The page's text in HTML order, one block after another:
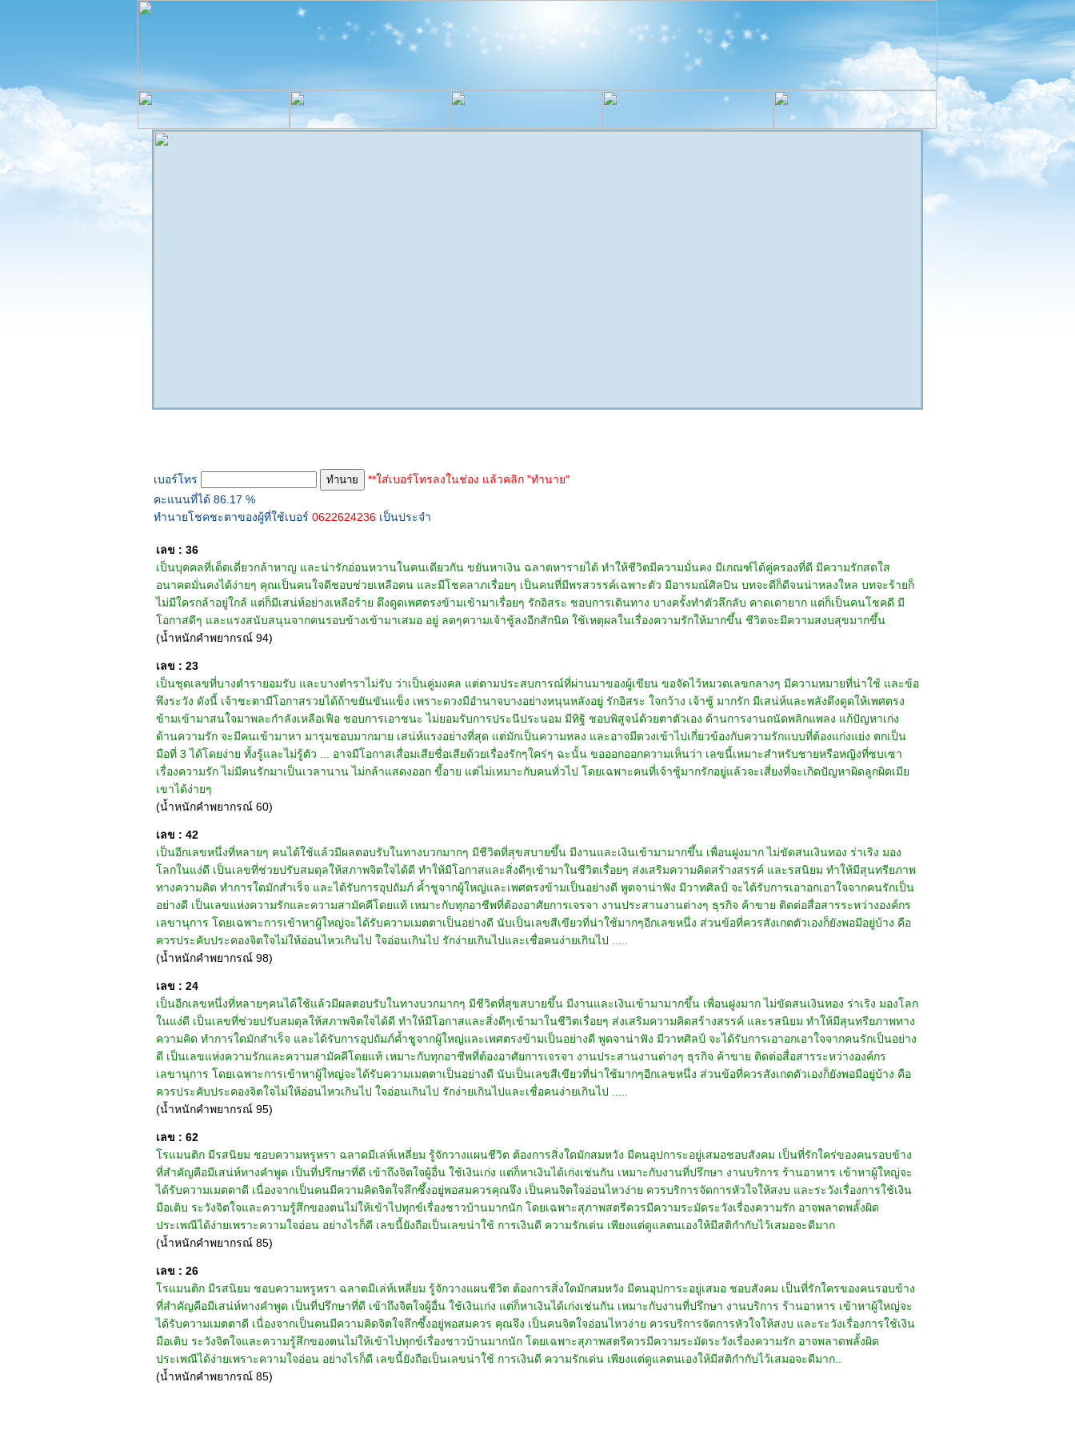
เบอร์โทร
**ใส่เบอร์โทรลงในช่อง แล้วคลิก "ทำนาย"
คะแนนที่ได้ 86.17 %
ทำนายโชคชะตาของผู้ที่ใช้เบอร์ 0622624236 เป็นประจำ
เลข : 36
เป็นบุคคลที่เด็ดเดี่ยวกล้าหาญ และน่ารักอ่อนหวานในคนเดียวกัน ขยันหาเงิน ฉลาดหารายได้ ทำให้ชีวิตมีความมั่นคง มีเกณฑ์ได้คู่ครองที่ดี มีความรักสดใส
อนาคตมั่นคงได้ง่ายๆ คุณเป็นคนใจดีชอบช่วยเหลือคน และมีโชคลาภเรื่อยๆ เป็นคนที่มีพรสวรรค์เฉพาะตัว มีอารมณ์ศิลปิน บทจะดีก็ดีจนน่าหลงใหล บทจะร้ายก็
ไม่มีใครกล้าอยู่ใกล้ แต่ก็มีเสน่ห์อย่างเหลือร้าย ดึงดูดเพศตรงข้ามเข้ามาเรื่อยๆ รักอิสระ ชอบการเดินทาง บางครั้งทำตัวลึกลับ คาดเดายาก แต่ก็เป็นคนโชคดี มี
โอกาสดีๆ และแรงสนับสนุนจากคนรอบข้างเข้ามาเสมอ อยู่ ลดๆความเจ้าชู้ลงอีกสักนิด ใช้เหตุผลในเรื่องความรักให้มากขึ้น ชีวิตจะมีความสงบสุขมากขึ้น
(น้ำหนักคำพยากรณ์ 94)
เลข : 23
เป็นชุดเลขที่บางตำรายอมรับ และบางตำราไม่รับ ว่าเป็นคู่มงคล แต่ตามประสบการณ์ที่ผ่านมาของผู้เขียน ขอจัดไว้หมวดเลขกลางๆ มีความหมายที่น่าใช้ และข้อ
พึงระวัง ดังนี้ เจ้าชะตามีโอกาสรวยได้ถ้าขยันขันแข็ง เพราะดวงมีอำนาจบางอย่างหนุนหลังอยู่ รักอิสระ ใจกว้าง เจ้าชู้ มากรัก มีเสน่ห์และพลังดึงดูดให้เพศตรง
ข้ามเข้ามาสนใจมาพละกำลังเหลือเฟือ ชอบการเอาชนะ ไม่ยอมรับการประนีประนอม มีทิฐิ ชอบพิสูจน์ด้วยตาตัวเอง ด้านการงานถนัดพลิกแพลง แก้ปัญหาเก่ง
ด้านความรัก จะมีคนเข้ามาหา มารุมชอบมากมาย เสน่ห์แรงอย่างที่สุด แต่มักเป็นความหลง และอาจมีดวงเข้าไปเกี่ยวข้องกับความรักแบบที่ต้องแก่งแย่ง ตกเป็น
มือที่ 3 ได้โดยง่าย ทั้งรู้และไม่รู้ตัว ... อาจมีโอกาสเสื่อมเสียชื่อเสียด้วยเรื่องรักๆใคร่ๆ ฉะนั้น ขอออกออกความเห็นว่า เลขนี้เหมาะสำหรับชายหรือหญิงที่ซบเซา
เรื่องความรัก ไม่มีคนรักมาเป็นเวลานาน ไม่กล้าแสดงออก ขี้อาย แต่ไม่เหมาะกับคนทั่วไป โดยเฉพาะคนที่เจ้าชู้มากรักอยู่แล้วจะเสี่ยงที่จะเกิดปัญหาผิดลูกผิดเมีย
เขาได้ง่ายๆ
(น้ำหนักคำพยากรณ์ 60)
เลข : 42
เป็นอีกเลขหนึ่งที่หลายๆ คนได้ใช้แล้วมีผลตอบรับในทางบวกมากๆ มีชีวิตที่สุขสบายขึ้น มีงานและเงินเข้ามามากขึ้น เพื่อนฝูงมาก ไม่ขัดสนเงินทอง ร่าเริง มอง
โลกในแง่ดี เป็นเลขที่ช่วยปรับสมดุลให้สภาพจิตใจได้ดี ทำให้มีโอกาสและสิ่งดีๆเข้ามาในชีวิตเรื่อยๆ ส่งเสริมความคิดสร้างสรรค์ และรสนิยม ทำให้มีสุนทรียภาพ
ทางความคิด ทำการใดมักสำเร็จ และได้รับการอุปถัมภ์ ค้ำชูจากผู้ใหญ่และเพศตรงข้ามเป็นอย่างดี พูดจาน่าฟัง มีวาทศิลป์ จะได้รับการเอาอกเอาใจจากคนรักเป็น
อย่างดี เป็นเลขแห่งความรักและความสามัคคีโดยแท้ เหมาะกับทุกอาชีพที่ต้องอาศัยการเจรจา งานประสานงานต่างๆ ธุรกิจ ค้าขาย ติดต่อสื่อสารระหว่างองค์กร
เลขานุการ โดยเฉพาะการเข้าหาผู้ใหญ่จะได้รับความเมตตาเป็นอย่างดี นับเป็นเลขสีเขียวที่น่าใช้มากๆอีกเลขหนึ่ง ส่วนข้อที่ควรสังเกตตัวเองก็ยังพอมีอยู่บ้าง คือ
ควรประคับประคองจิตใจไม่ให้อ่อนไหวเกินไป ใจอ่อนเกินไป รักง่ายเกินไปและเชื่อคนง่ายเกินไป .....
(น้ำหนักคำพยากรณ์ 98)
เลข : 24
เป็นอีกเลขหนึ่งที่หลายๆคนได้ใช้แล้วมีผลตอบรับในทางบวกมากๆ มีชีวิตที่สุขสบายขึ้น มีงานและเงินเข้ามามากขึ้น เพื่อนฝูงมาก ไม่ขัดสนเงินทอง ร่าเริง มองโลก
ในแง่ดี เป็นเลขที่ช่วยปรับสมดุลให้สภาพจิตใจได้ดี ทำให้มีโอกาสและสิ่งดีๆเข้ามาในชีวิตเรื่อยๆ ส่งเสริมความคิดสร้างสรรค์ และรสนิยม ทำให้มีสุนทรียภาพทาง
ความคิด ทำการใดมักสำเร็จ และได้รับการอุปถัมภ์ค้ำชูจากผู้ใหญ่และเพศตรงข้ามเป็นอย่างดี พูดจาน่าฟัง มีวาทศิลป์ จะได้รับการเอาอกเอาใจจากคนรักเป็นอย่าง
ดี เป็นเลขแห่งความรักและความสามัคคีโดยแท้ เหมาะกับทุกอาชีพที่ต้องอาศัยการเจรจา งานประสานงานต่างๆ ธุรกิจ ค้าขาย ติดต่อสื่อสารระหว่างองค์กร
เลขานุการ โดยเฉพาะการเข้าหาผู้ใหญ่จะได้รับความเมตตาเป็นอย่างดี นับเป็นเลขสีเขียวที่น่าใช้มากๆอีกเลขหนึ่ง ส่วนข้อที่ควรสังเกตตัวเองก็ยังพอมีอยู่บ้าง คือ
ควรประคับประคองจิตใจไม่ให้อ่อนไหวเกินไป ใจอ่อนเกินไป รักง่ายเกินไปและเชื่อคนง่ายเกินไป .....
(น้ำหนักคำพยากรณ์ 95)
เลข : 62
โรแมนติก มีรสนิยม ชอบความหรูหรา ฉลาดมีเล่ห์เหลี่ยม รู้จักวางแผนชีวิต ต้องการสิ่งใดมักสมหวัง มีคนอุปการะอยู่เสมอชอบสังคม เป็นที่รักใคร่ของคนรอบข้าง
ที่สำคัญคือมีเสน่ห์ทางคำพูด เป็นที่ปรึกษาที่ดี เข้าถึงจิตใจผู้อื่น ใช้เงินเก่ง แต่ก็หาเงินได้เก่งเช่นกัน เหมาะกับงานที่ปรึกษา งานบริการ ร้านอาหาร เข้าหาผู้ใหญ่จะ
ได้รับความเมตตาดี เนื่องจากเป็นคนมีความคิดจิตใจลึกซึ้งอยู่พอสมควรคุณจึง เป็นคนจิตใจอ่อนไหวง่าย ควรบริการจัดการหัวใจให้สงบ และระวังเรื่องการใช้เงิน
มือเติบ ระวังจิตใจและความรู้สึกของตนไม่ให้เข้าไปทุกข์เรื่องชาวบ้านมากนัก โดยเฉพาะสุภาพสตรีควรมีความระมัดระวังเรื่องความรัก อาจพลาดพลั้งผิด
ประเพณีได้ง่ายเพราะความใจอ่อน อย่างไรก็ดี เลขนี้ยังถือเป็นเลขน่าใช้ การเงินดี ความรักเด่น เพียงแต่ดูแลตนเองให้มีสติกำกับไว้เสมอจะดีมาก
(น้ำหนักคำพยากรณ์ 85)
เลข : 26
โรแมนติก มีรสนิยม ชอบความหรูหรา ฉลาดมีเล่ห์เหลี่ยม รู้จักวางแผนชีวิต ต้องการสิ่งใดมักสมหวัง มีคนอุปการะอยู่เสมอ ชอบสังคม เป็นที่รักใครของคนรอบข้าง
ที่สำคัญคือมีเสน่ห์ทางคำพูด เป็นที่ปรึกษาที่ดี เข้าถึงจิตใจผู้อื่น ใช้เงินเก่ง แต่ก็หาเงินได้เก่งเช่นกัน เหมาะกับงานที่ปรึกษา งานบริการ ร้านอาหาร เข้าหาผู้ใหญ่จะ
ได้รับความเมตตาดี เนื่องจากเป็นคนมีความคิดจิตใจลึกซึ้งอยู่พอสมควร คุณจึง เป็นคนจิตใจอ่อนไหวง่าย ควรบริการจัดการหัวใจให้สงบ และระวังเรื่องการใช้เงิน
มือเติบ ระวังจิตใจและความรู้สึกของตนไม่ให้เข้าไปทุกข์เรื่องชาวบ้านมากนัก โดยเฉพาะสุภาพสตรีควรมีความระมัดระวังเรื่องความรัก อาจพลาดพลั้งผิด
ประเพณีได้ง่ายเพราะความใจอ่อน อย่างไรก็ดี เลขนี้ยังถือเป็นเลขน่าใช้ การเงินดี ความรักเด่น เพียงแต่ดูแลตนเองให้มีสติกำกับไว้เสมอจะดีมาก..
(น้ำหนักคำพยากรณ์ 85)